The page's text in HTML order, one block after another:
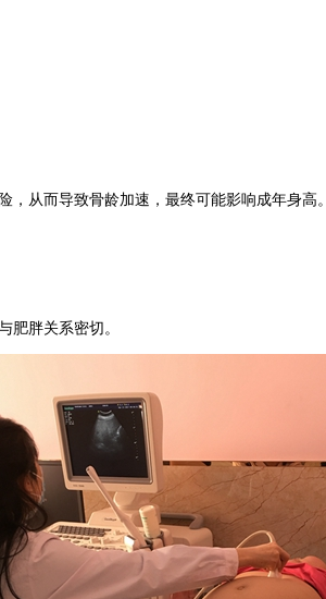
从而导致骨龄加速，最终可能影响成年身高。
肥胖关系密切。